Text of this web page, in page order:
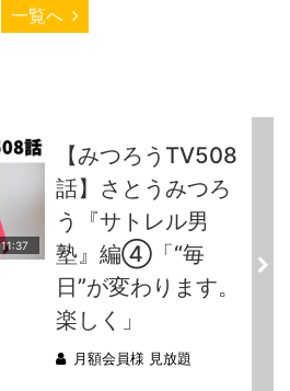
一覧へ
11:37
【みつろうTV508
話】さとうみつろ
う『サトレル男
塾』編④「“毎
日”が変わります。
楽しく」
月額会員様 見放題